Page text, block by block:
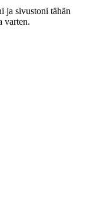
ja sivustoni tähän
varten.